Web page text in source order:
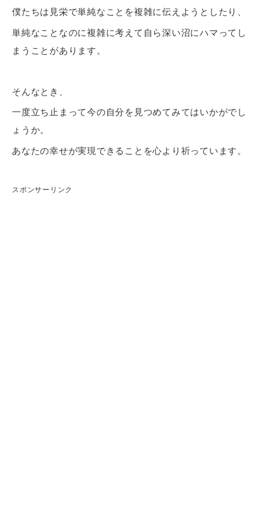
僕たちは見栄で単純なことを複雑に伝えようとしたり、
単純なことなのに複雑に考えて自ら深い沼にハマってし
まうことがあります。
そんなとき、
一度立ち止まって今の自分を見つめてみてはいかがでし
ょうか。
あなたの幸せが実現できることを心より祈っています。
スポンサーリンク